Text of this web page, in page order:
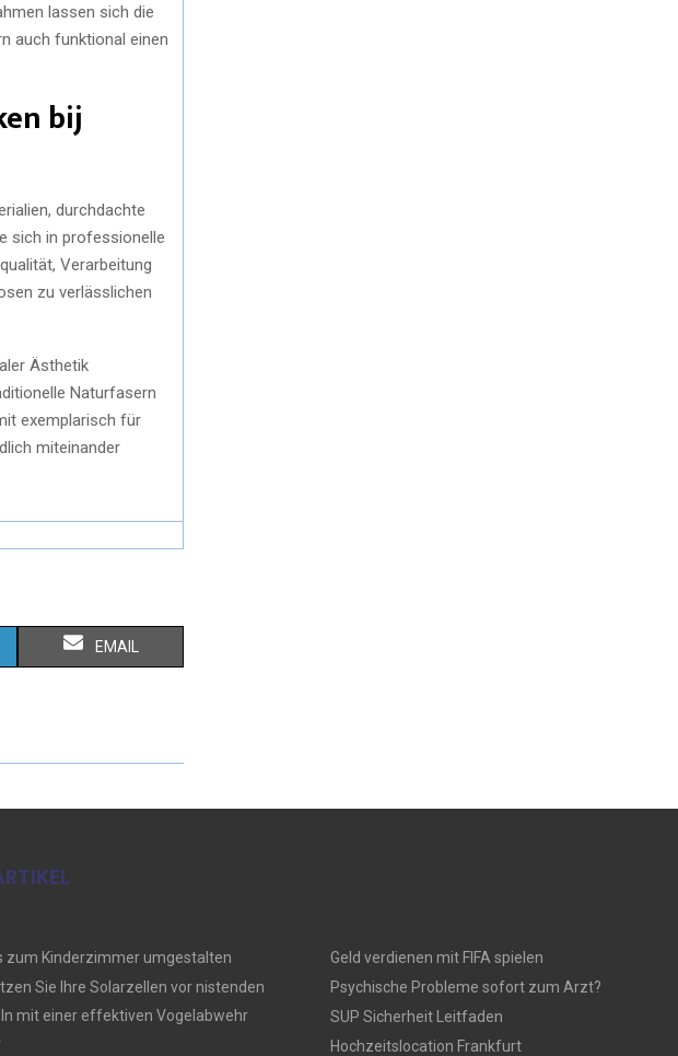
lassen sich die
auch funktional einen
bij
durchdachte
sich in professionelle
Verarbeitung
zu verlässlichen
Ästhetik
Naturfasern
exemplarisch für
miteinander
EMAIL
zum Kinderzimmer umgestalten
Sie Ihre Solarzellen vor nistenden
mit einer effektiven Vogelabwehr
Geld verdienen mit FIFA spielen
Psychische Probleme sofort zum Arzt?
SUP Sicherheit Leitfaden
Hochzeitslocation Frankfurt